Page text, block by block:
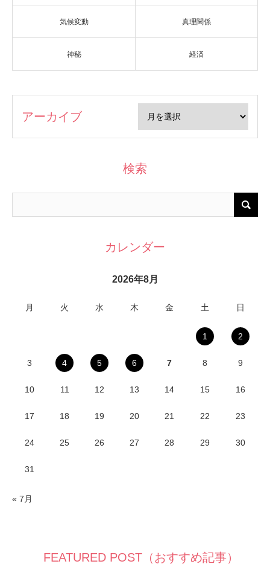
気候変動 真理関係
神秘 経済
アーカイブ
検索
カレンダー
2026年8月
月 火 水 木 金 土 日
1 2
3 4 5 6 7 8 9
10 11 12 13 14 15 16
17 18 19 20 21 22 23
24 25 26 27 28 29 30
31
« 7月
FEATURED POST（おすすめ記事）